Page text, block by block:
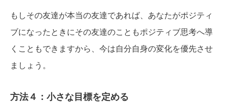
もしその友達が本当の友達であれば、あなたがポジティ
ブになったときにその友達のこともポジティブ思考へ導
くこともできますから、今は自分自身の変化を優先させ
ましょう。
方法４：小さな目標を定める